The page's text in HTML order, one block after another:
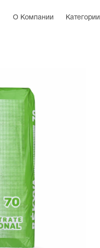
О Компании Категории